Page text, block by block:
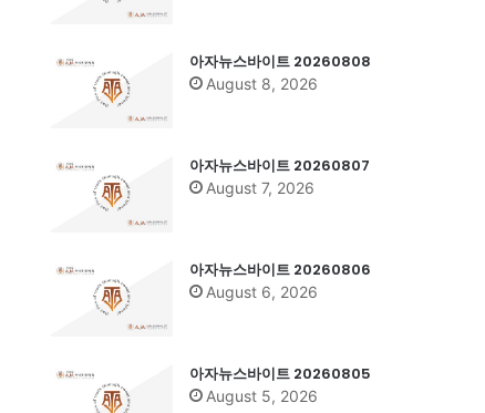
아자뉴스바이트 20260808
August 8, 2026
아자뉴스바이트 20260807
August 7, 2026
아자뉴스바이트 20260806
August 6, 2026
아자뉴스바이트 20260805
August 5, 2026